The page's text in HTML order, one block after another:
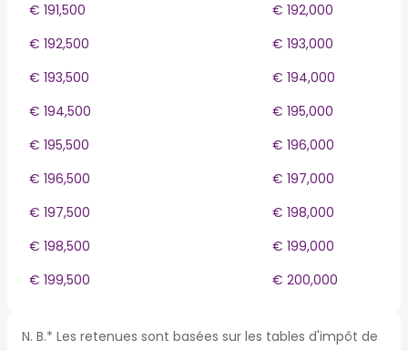
€ 191,500
€ 192,000
€ 192,500
€ 193,000
€ 193,500
€ 194,000
€ 194,500
€ 195,000
€ 195,500
€ 196,000
€ 196,500
€ 197,000
€ 197,500
€ 198,000
€ 198,500
€ 199,000
€ 199,500
€ 200,000
N. B.* Les retenues sont basées sur les tables d'impôt de